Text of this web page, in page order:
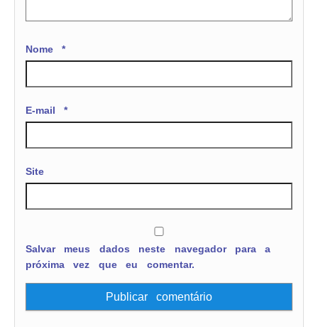
Nome*
E-mail*
Site
Salvar meus dados neste navegador para a
próxima vez que eu comentar.